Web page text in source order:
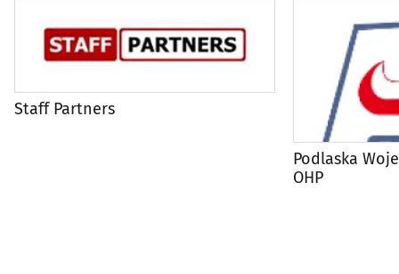
Staff Partners
Podlaska
OHP